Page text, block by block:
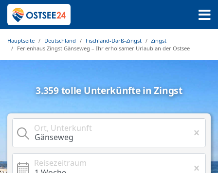
Hauptseite Deutschland Fischland-Darß-Zingst
Zingst
Ferienhaus Zingst Gänseweg – Ihr erholsamer Urlaub an der Ostsee
3.359 tolle Unterkünfte in Zingst
Ort, Unterkunft
Reisezeitraum